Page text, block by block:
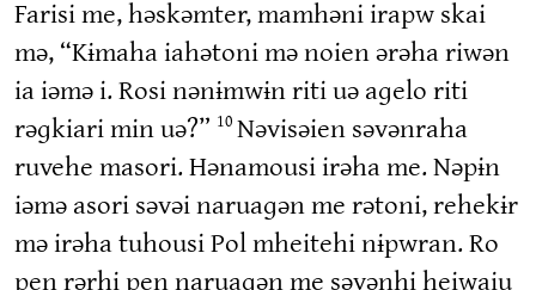
Farisi me, həskəmter, mamhəni irapw skai
mə, “Kɨmaha iahətoni mə noien ərəha riwən
ia iəmə i. Rosi nənɨmwɨn riti uə aɡelo riti
rəɡkiari min uə?” 10 Nəvisəien səvənraha
ruvehe masori. Hənamousi irəha me. Nəpɨn
iəmə asori səvəi naruaɡən me rətoni, rehekɨr
mə irəha tuhousi Pol mheitehi nɨpwran. Ro
pen rərhi pen naruaɡən me səvənhi heiwaiu